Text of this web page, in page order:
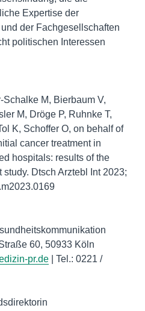
Expertise der
der Fachgesellschaften
politischen Interessen
M, Bierbaum V,
M, Dröge P, Ruhnke T,
K, Schoffer O, on behalf of
cancer treatment in
hospitals: results of the
Dtsch Arztebl Int 2023;
60, 50933 Köln
pr.de | Tel.: 0221 /